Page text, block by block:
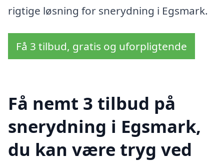
rigtige løsning for snerydning i Egsmark.
Få 3 tilbud, gratis og uforpligtende
Få nemt 3 tilbud på
snerydning i Egsmark,
du kan være tryg ved